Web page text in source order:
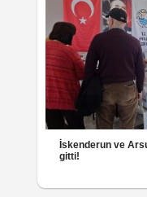
İskenderun ve
gitti!